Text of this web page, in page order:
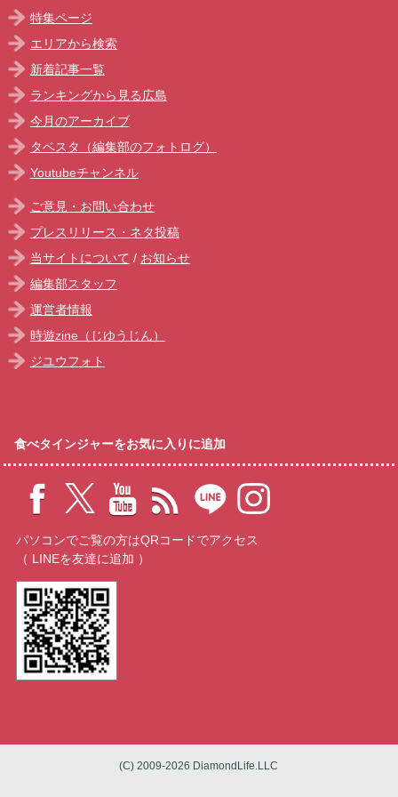
特集ページ
エリアから検索
新着記事一覧
ランキングから見る広島
今月のアーカイブ
タベスタ（編集部のフォトログ）
Youtubeチャンネル
ご意見・お問い合わせ
プレスリリース・ネタ投稿
当サイトについて / お知らせ
編集部スタッフ
運営者情報
時遊zine（じゆうじん）
ジユウフォト
食べタインジャーをお気に入りに追加
パソコンでご覧の方はQRコードでアクセス
（ LINEを友達に追加 ）
(C) 2009-2026 DiamondLife.LLC